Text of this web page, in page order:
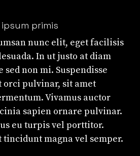
primis
nunc elit, eget facilisis
In ut justo at diam
non mi. Suspendisse
orci pulvinar, sit amet
Vivamus auctor
sapien ornare pulvinar.
eu turpis vel porttitor.
magna vel semper.